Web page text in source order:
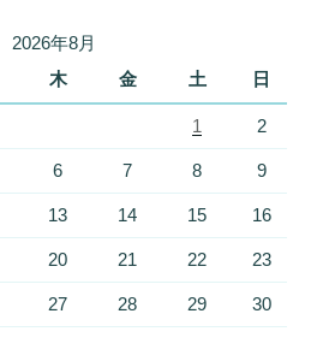
2026年8月
木 金 土 日
1 2
6 7 8 9
13 14 15 16
20 21 22 23
27 28 29 30